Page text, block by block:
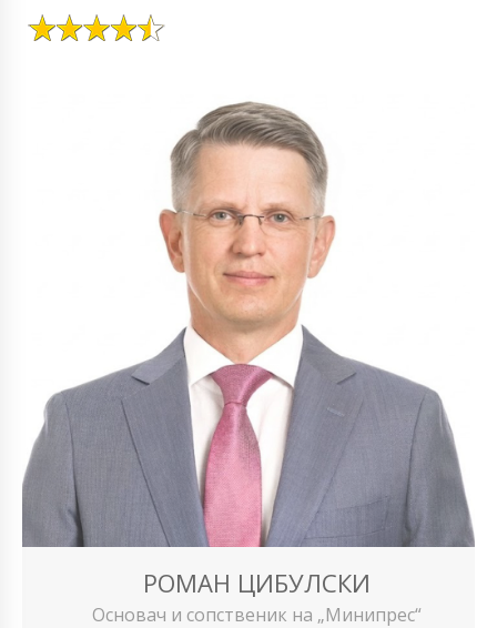
РОМАН ЦИБУЛСКИ
Основач и сопственик на „Минипрес“